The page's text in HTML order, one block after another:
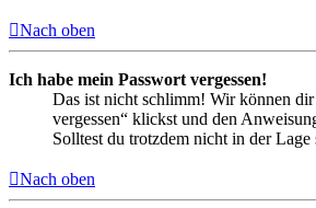
Nach oben
Ich habe mein Passwort vergessen!
Das ist nicht schlimm! Wir können
vergessen“ klickst und den
Solltest du trotzdem nicht in der
Nach oben